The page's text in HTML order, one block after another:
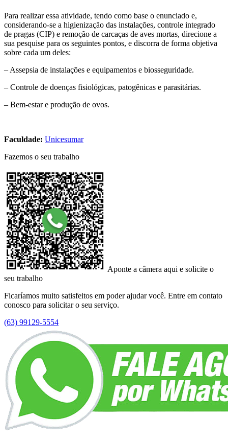
Para realizar essa atividade, tendo como base o enunciado e,
considerando-se a higienização das instalações, controle integrado
de pragas (CIP) e remoção de carcaças de aves mortas, direcione a
sua pesquise para os seguintes pontos, e discorra de forma objetiva
sobre cada um deles:
– Assepsia de instalações e equipamentos e biosseguridade.
– Controle de doenças fisiológicas, patogênicas e parasitárias.
– Bem-estar e produção de ovos.
Faculdade: Unicesumar
Fazemos o seu trabalho
Aponte a câmera aqui e solicite o
seu trabalho
Ficaríamos muito satisfeitos em poder ajudar você. Entre em contato
conosco para solicitar o seu serviço.
(63) 99129-5554